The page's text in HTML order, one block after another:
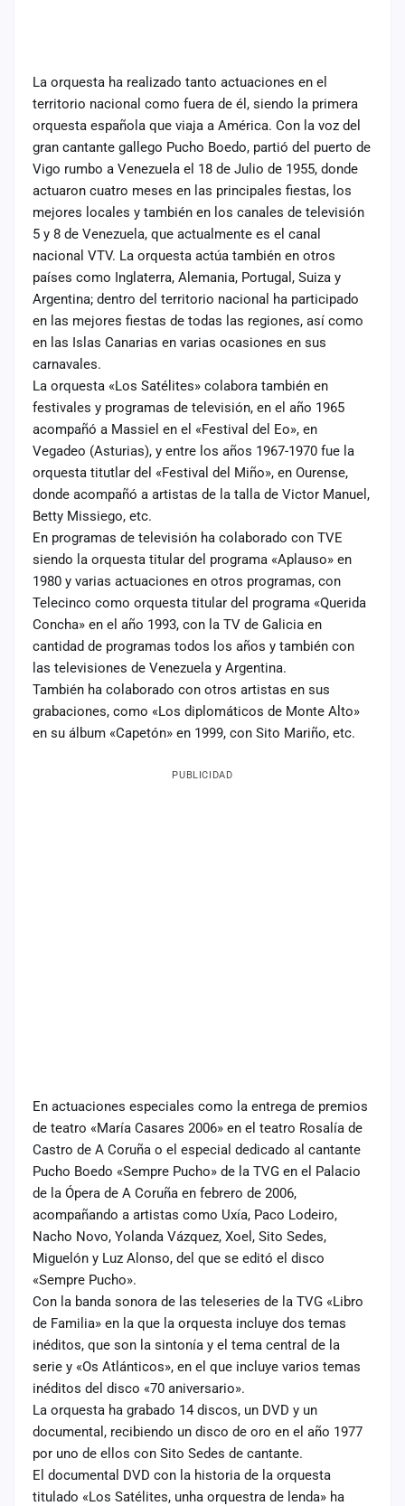
La orquesta ha realizado tanto actuaciones en el
territorio nacional como fuera de él, siendo la primera
orquesta española que viaja a América. Con la voz del
gran cantante gallego Pucho Boedo, partió del puerto de
Vigo rumbo a Venezuela el 18 de Julio de 1955, donde
actuaron cuatro meses en las principales fiestas, los
mejores locales y también en los canales de televisión
5 y 8 de Venezuela, que actualmente es el canal
nacional VTV. La orquesta actúa también en otros
países como Inglaterra, Alemania, Portugal, Suiza y
Argentina; dentro del territorio nacional ha participado
en las mejores fiestas de todas las regiones, así como
en las Islas Canarias en varias ocasiones en sus
carnavales.
La orquesta «Los Satélites» colabora también en
festivales y programas de televisión, en el año 1965
acompañó a Massiel en el «Festival del Eo», en
Vegadeo (Asturias), y entre los años 1967-1970 fue la
orquesta titutlar del «Festival del Miño», en Ourense,
donde acompañó a artistas de la talla de Victor Manuel,
Betty Missiego, etc.
En programas de televisión ha colaborado con TVE
siendo la orquesta titular del programa «Aplauso» en
1980 y varias actuaciones en otros programas, con
Telecinco como orquesta titular del programa «Querida
Concha» en el año 1993, con la TV de Galicia en
cantidad de programas todos los años y también con
las televisiones de Venezuela y Argentina.
También ha colaborado con otros artistas en sus
grabaciones, como «Los diplomáticos de Monte Alto»
en su álbum «Capetón» en 1999, con Sito Mariño, etc.
PUBLICIDAD
En actuaciones especiales como la entrega de premios
de teatro «María Casares 2006» en el teatro Rosalía de
Castro de A Coruña o el especial dedicado al cantante
Pucho Boedo «Sempre Pucho» de la TVG en el Palacio
de la Ópera de A Coruña en febrero de 2006,
acompañando a artistas como Uxía, Paco Lodeiro,
Nacho Novo, Yolanda Vázquez, Xoel, Sito Sedes,
Miguelón y Luz Alonso, del que se editó el disco
«Sempre Pucho».
Con la banda sonora de las teleseries de la TVG «Libro
de Familia» en la que la orquesta incluye dos temas
inéditos, que son la sintonía y el tema central de la
serie y «Os Atlánticos», en el que incluye varios temas
inéditos del disco «70 aniversario».
La orquesta ha grabado 14 discos, un DVD y un
documental, recibiendo un disco de oro en el año 1977
por uno de ellos con Sito Sedes de cantante.
El documental DVD con la historia de la orquesta
titulado «Los Satélites, unha orquestra de lenda» ha